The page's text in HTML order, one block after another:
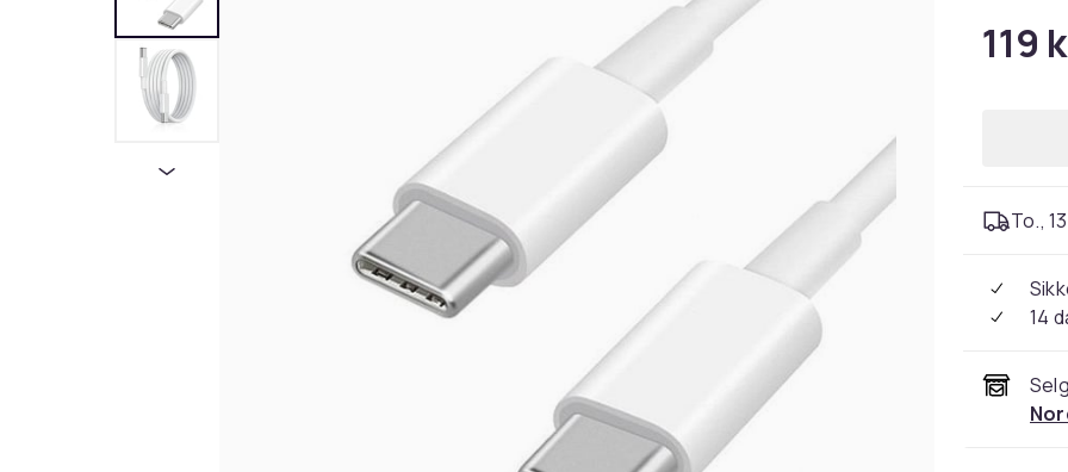
119
To.,
14